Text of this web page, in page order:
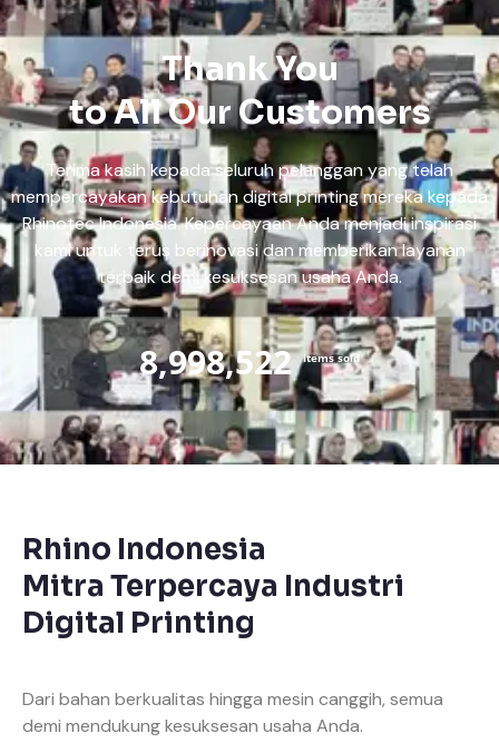
Thank You
to All Our Customers
Terima kasih kepada seluruh pelanggan yang telah
mempercayakan kebutuhan digital printing mereka kepada
Rhinotec Indonesia. Kepercayaan Anda menjadi inspirasi
kami untuk terus berinovasi dan memberikan layanan
terbaik demi kesuksesan usaha Anda.
8,998,522 items sold
Rhino Indonesia
Mitra Terpercaya Industri
Digital Printing
Dari bahan berkualitas hingga mesin canggih, semua
demi mendukung kesuksesan usaha Anda.